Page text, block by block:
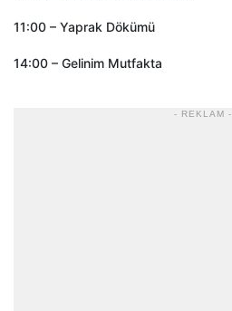
11:00 – Yaprak Dökümü
14:00 – Gelinim Mutfakta
- REKLAM -